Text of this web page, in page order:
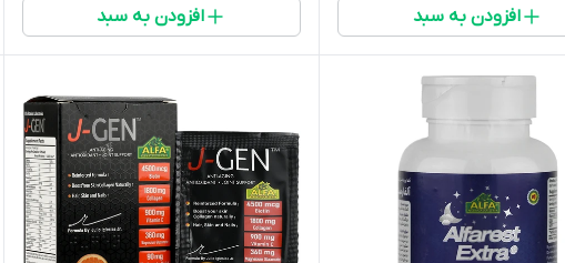
افزودن به سبد افزودن به سبد